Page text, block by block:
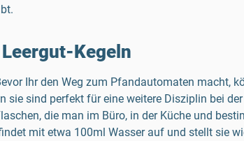
Leergut-Kegeln
Ihr den Weg zum Pfandautomaten macht,
sie sind perfekt für eine weitere Disziplin bei
die man im Büro, in der Küche und
mit etwa 100ml Wasser auf und stellt sie